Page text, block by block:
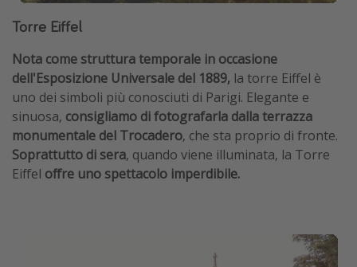
Torre Eiffel
Nota come struttura temporale in occasione
dell'Esposizione Universale del 1889, la torre Eiffel è
uno dei simboli più conosciuti di Parigi. Elegante e
sinuosa, consigliamo di fotografarla dalla terrazza
monumentale del Trocadero, che sta proprio di fronte.
Soprattutto di sera, quando viene illuminata, la Torre
Eiffel offre uno spettacolo imperdibile.